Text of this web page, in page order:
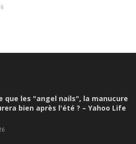
que les "angel nails", la manucure
bien après l'été ? – Yahoo Life